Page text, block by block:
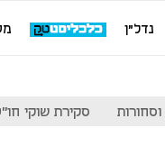
נדל"ן
סקירת שוקי